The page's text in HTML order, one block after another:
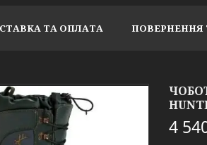
ТА ОПЛАТА ПОВЕРНЕННЯ
4